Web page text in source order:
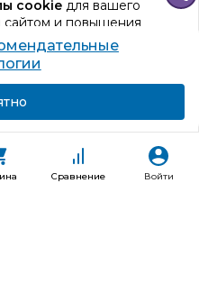
Сравнение Войти
cookieдля вашего
сайтом и повышения
сайта, вы даете
данных